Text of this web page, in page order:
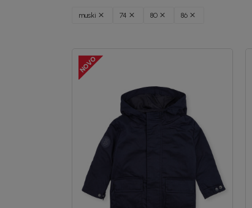
muski 74 80 86